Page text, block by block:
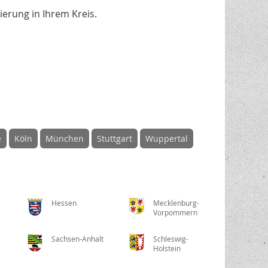
in Ihrem Kreis.
Köln München Stuttgart Wuppertal
Hessen
Mecklenburg-
Vorpommern
Sachsen-Anhalt
Schleswig-
Holstein